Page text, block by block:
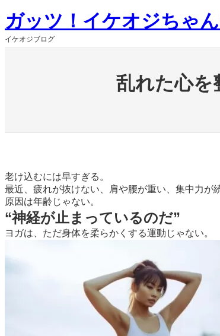
容
を
ス
ガッツ！イケオジちゃ
イケオジブログ
乱れた心を
老け込むには早すぎる。
最近、疲れが抜けない、肩や腰が重い、集中力が
原因は年齢じゃない。
“神経が止まっているのだ”
ヨガは、ただ身体を柔らかくする運動じゃない。